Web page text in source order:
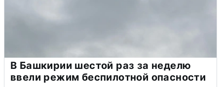
В Башкирии шестой раз за неделю
ввели режим беспилотной опасности